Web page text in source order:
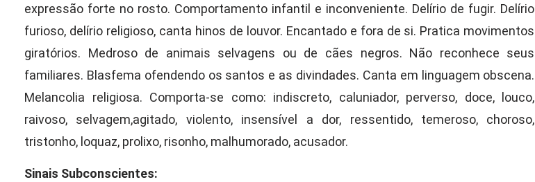
expressão forte no rosto. Comportamento infantil e inconveniente. Delírio de fugir. Delírio
furioso, delírio religioso, canta hinos de louvor. Encantado e fora de si. Pratica movimentos
giratórios. Medroso de animais selvagens ou de cães negros. Não reconhece seus
familiares. Blasfema ofendendo os santos e as divindades. Canta em linguagem obscena.
Melancolia religiosa. Comporta-se como: indiscreto, caluniador, perverso, doce, louco,
raivoso, selvagem,agitado, violento, insensível a dor, ressentido, temeroso, choroso,
tristonho, loquaz, prolixo, risonho, malhumorado, acusador.
Sinais Subconscientes: